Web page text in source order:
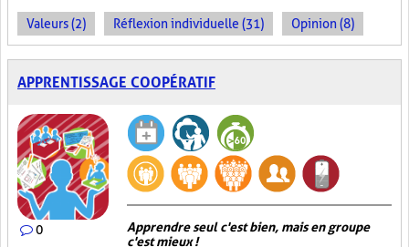
Valeurs (2) Réflexion individuelle (31) Opinion (8)
APPRENTISSAGE COOPÉRATIF
0
Apprendre seul c'est bien, mais en groupe
c'est mieux !